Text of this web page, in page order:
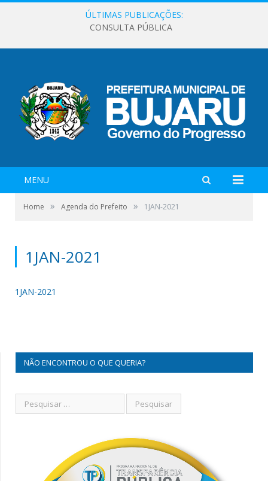
ÚLTIMAS PUBLICAÇÕES:
CONSULTA PÚBLICA
MENU
Home » Agenda do Prefeito » 1JAN-2021
1JAN-2021
1JAN-2021
NÃO ENCONTROU O QUE QUERIA?